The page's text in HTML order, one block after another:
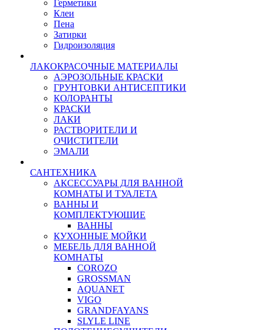
Герметики
Клеи
Пена
Затирки
Гидроизоляция
ЛАКОКРАСОЧНЫЕ МАТЕРИАЛЫ
АЭРОЗОЛЬНЫЕ КРАСКИ
ГРУНТОВКИ АНТИСЕПТИКИ
КОЛОРАНТЫ
КРАСКИ
ЛАКИ
РАСТВОРИТЕЛИ И
ОЧИСТИТЕЛИ
ЭМАЛИ
САНТЕХНИКА
АКСЕССУАРЫ ДЛЯ ВАННОЙ
КОМНАТЫ И ТУАЛЕТА
ВАННЫ И
КОМПЛЕКТУЮЩИЕ
ВАННЫ
КУХОННЫЕ МОЙКИ
МЕБЕЛЬ ДЛЯ ВАННОЙ
КОМНАТЫ
COROZO
GROSSMAN
AQUANET
VIGO
GRANDFAYANS
SLYLE LINE